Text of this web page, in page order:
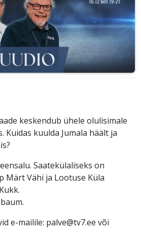
keskendub ühele olulisimale
Kuidas kuulda Jumala häält ja
Saatekülaliseks on
Märt Vähi ja Lootuse Küla
e-mailile: palve@tv7.ee või